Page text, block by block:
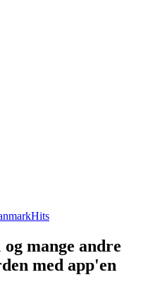
Hits
mange andre
med app'en